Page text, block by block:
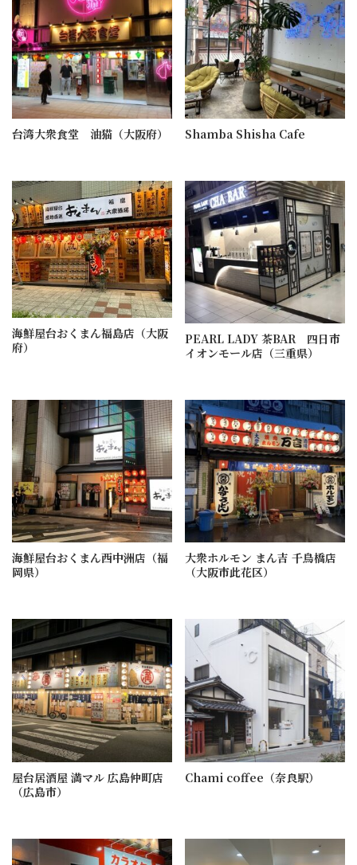
台湾大衆食堂 油猫（大阪府） Shamba Shisha Cafe
海鮮屋台おくまん福島店（大阪
府）
PEARL LADY 茶BAR 四日市
イオンモール店（三重県）
海鮮屋台おくまん西中洲店（福
岡県）
大衆ホルモン まん吉 千鳥橋店
（大阪市此花区）
屋台居酒屋 満マル 広島仲町店
（広島市）
Chami coffee（奈良駅）